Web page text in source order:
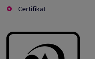
Certifikat